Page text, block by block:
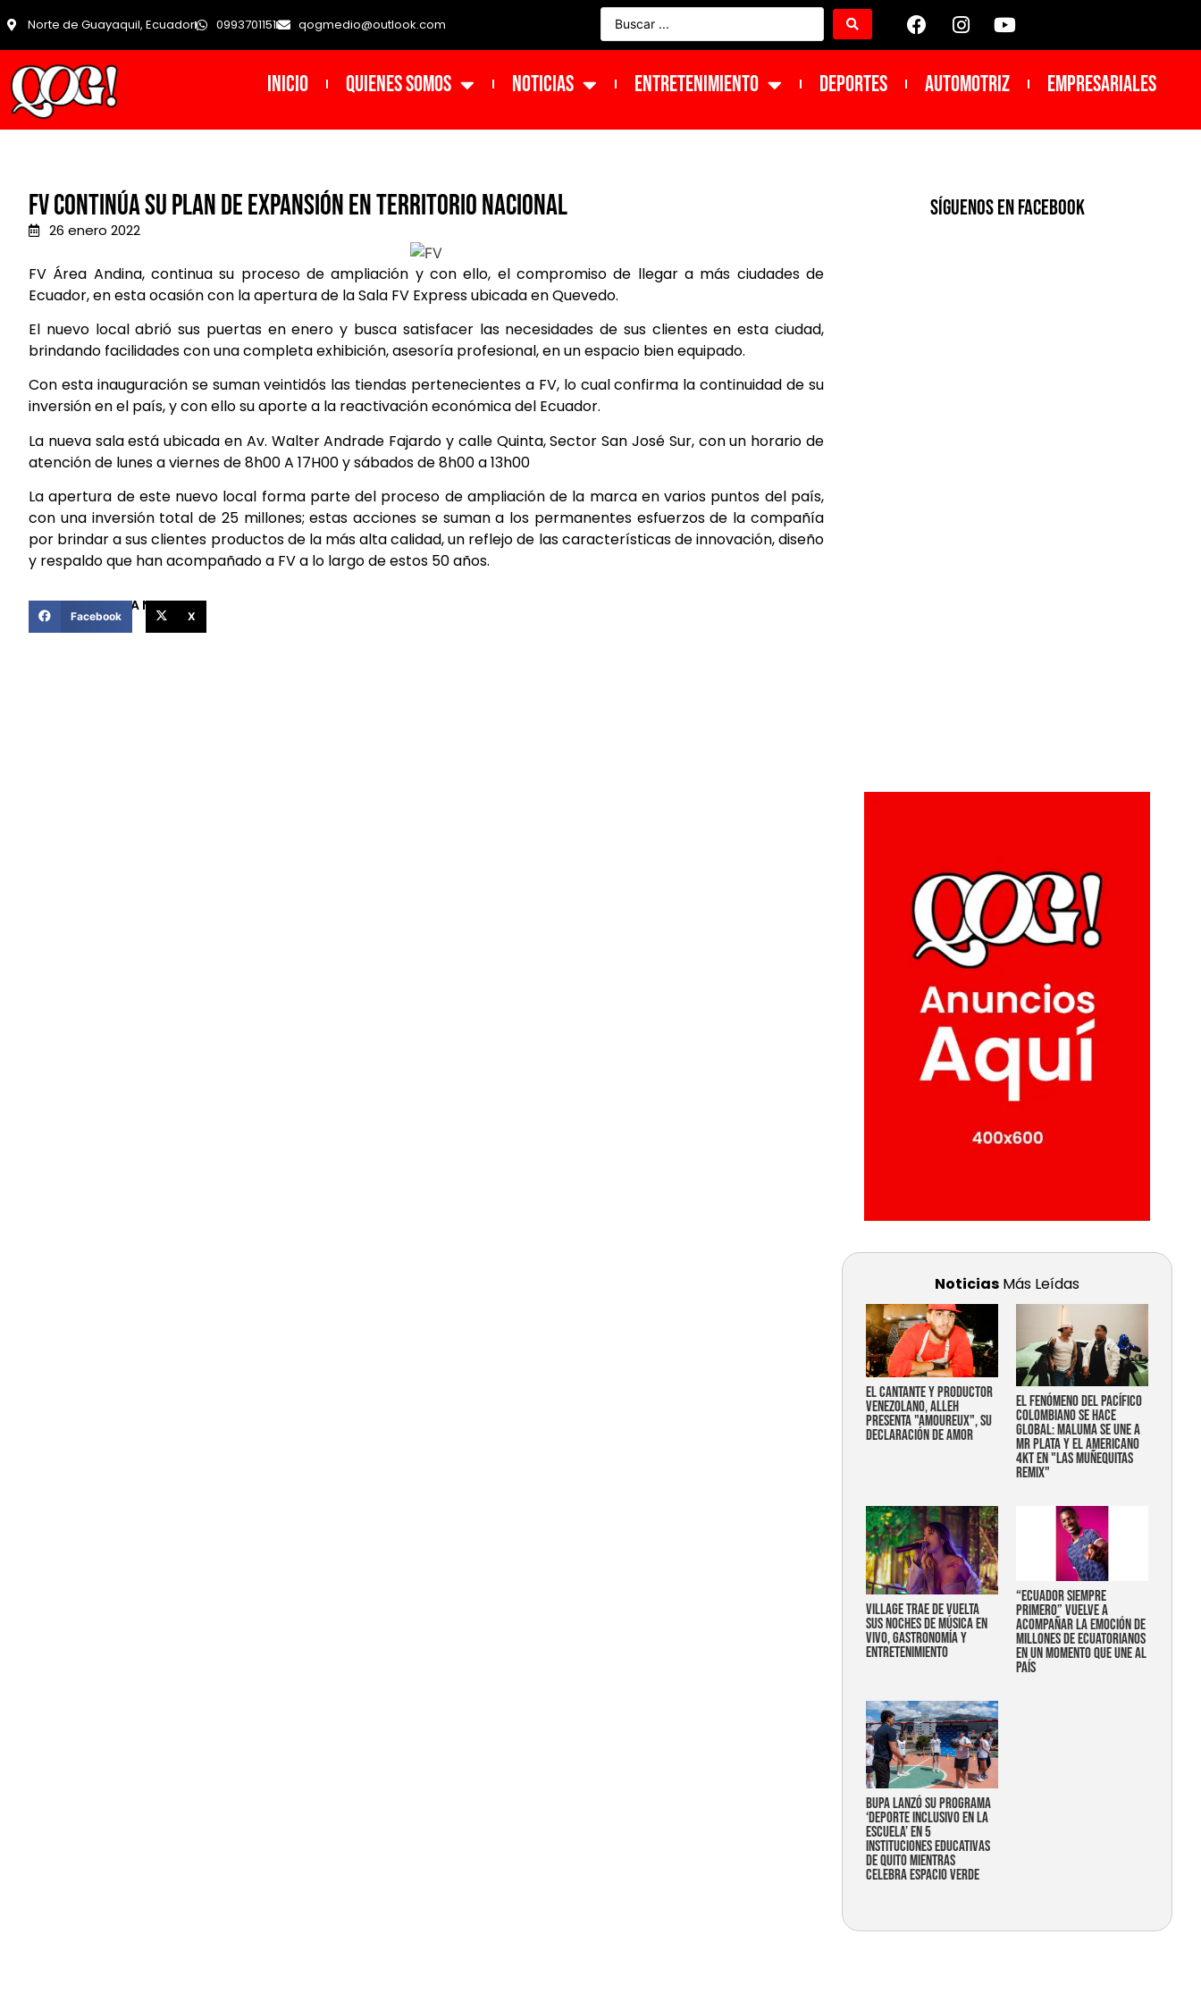
Norte de Guayaquil, Ecuador 0993701151 qogmedio@outlook.com
INICIO Quienes Somos NOTICIAS ENTRETENIMIENTO DEPORTES Automotriz Empresariales
FV continúa su plan de expansión en territorio nacional
26 enero 2022
FV Área Andina, continua su proceso de ampliación y con ello, el compromiso de llegar a más ciudades de
Ecuador, en esta ocasión con la apertura de la Sala FV Express ubicada en Quevedo.
El nuevo local abrió sus puertas en enero y busca satisfacer las necesidades de sus clientes en esta ciudad,
brindando facilidades con una completa exhibición, asesoría profesional, en un espacio bien equipado.
Con esta inauguración se suman veintidós las tiendas pertenecientes a FV, lo cual confirma la continuidad de su
inversión en el país, y con ello su aporte a la reactivación económica del Ecuador.
La nueva sala está ubicada en Av. Walter Andrade Fajardo y calle Quinta, Sector San José Sur, con un horario de
atención de lunes a viernes de 8h00 A 17H00 y sábados de 8h00 a 13h00
La apertura de este nuevo local forma parte del proceso de ampliación de la marca en varios puntos del país,
con una inversión total de 25 millones; estas acciones se suman a los permanentes esfuerzos de la compañía
por brindar a sus clientes productos de la más alta calidad, un reflejo de las características de innovación, diseño
y respaldo que han acompañado a FV a lo largo de estos 50 años.
COMPARTIR ESTA NOTICIA
Facebook X
SíGUENOS EN FACEBOOK
Noticias Más Leídas
EL CANTANTE Y PRODUCTOR
VENEZOLANO, ALLEH
PRESENTA "AMOUREUX", SU
DECLARACIÓN DE AMOR
EL FENÓMENO DEL PACÍFICO
COLOMBIANO SE HACE
GLOBAL: MALUMA SE UNE A
MR PLATA Y EL AMERICANO
4KT EN "LAS MUÑEQUITAS
REMIX"
Village trae de vuelta
sus noches de música en
vivo, gastronomía y
entretenimiento
“Ecuador siempre
primero” vuelve a
acompañar la emoción de
millones de ecuatorianos
en un momento que une al
país
Bupa lanzó su programa
‘Deporte Inclusivo en la
Escuela’ en 5
instituciones educativas
de Quito mientras
celebra espacio verde